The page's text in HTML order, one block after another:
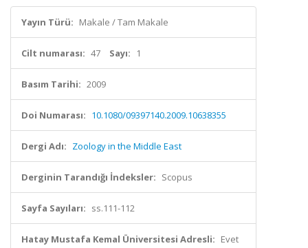
Yayın Türü: Makale / Tam Makale
Cilt numarası: 47 Sayı: 1
Basım Tarihi: 2009
Doi Numarası: 10.1080/09397140.2009.10638355
Dergi Adı: Zoology in the Middle East
Derginin Tarandığı İndeksler: Scopus
Sayfa Sayıları: ss.111-112
Hatay Mustafa Kemal Üniversitesi Adresli: Evet